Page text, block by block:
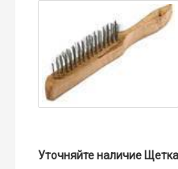
Уточняйте наличие